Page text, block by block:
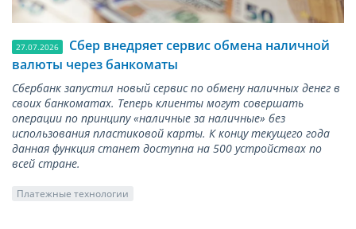
27.07.2026
Сбер внедряет сервис обмена наличной
валюты через банкоматы
Сбербанк запустил новый сервис по обмену наличных денег в
своих банкоматах. Теперь клиенты могут совершать
операции по принципу «наличные за наличные» без
использования пластиковой карты. К концу текущего года
данная функция станет доступна на 500 устройствах по
всей стране.
Платежные технологии